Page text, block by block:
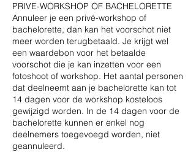
PRIVE-WORKSHOP OF BACHELORETTE
Annuleer je een privé-workshop of
bachelorette, dan kan het voorschot niet
meer worden terugbetaald. Je krijgt wel
een waardebon voor het betaalde
voorschot die je kan inzetten voor een
fotoshoot of workshop. Het aantal personen
dat deelneemt aan je bachelorette kan tot
14 dagen voor de workshop kosteloos
gewijzigd worden. In de 14 dagen voor de
bachelorette kunnen er enkel nog
deelnemers toegevoegd worden, niet
geannuleerd.